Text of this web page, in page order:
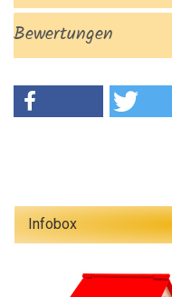
Bewertungen
Infobox